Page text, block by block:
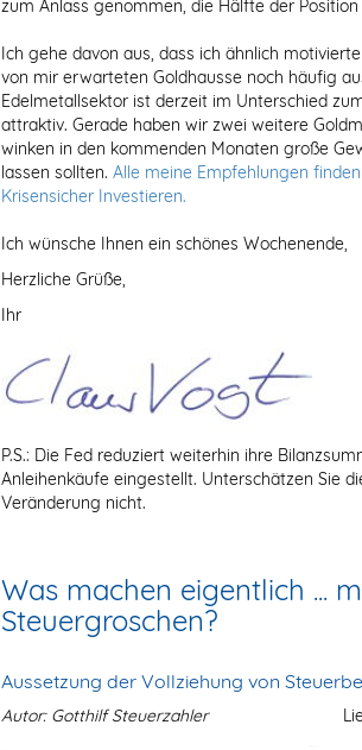
zum Anlass genommen, die Hälfte der
Ich gehe davon aus, dass ich ähnlich
von mir erwarteten Goldhausse noch häufig
Edelmetallsektor ist derzeit im Unterschied
attraktiv. Gerade haben wir zwei weitere
winken in den kommenden Monaten große
lassen sollten. Alle meine Empfehlungen
Krisensicher Investieren.
Ich wünsche Ihnen ein schönes Wochenende,
Herzliche Grüße,
Ihr
P.S.: Die Fed reduziert weiterhin ihre
Anleihenkäufe eingestellt. Unterschätzen Sie
Veränderung nicht.
Was machen eigentlich ...
Steuergroschen?
Aussetzung der Vollziehung von
Autor: Gotthilf Steuerzahler